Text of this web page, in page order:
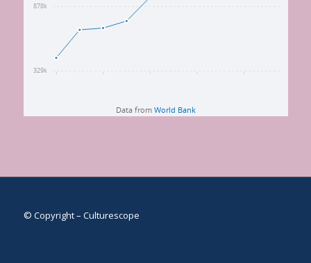
© Copyright – Culturescope